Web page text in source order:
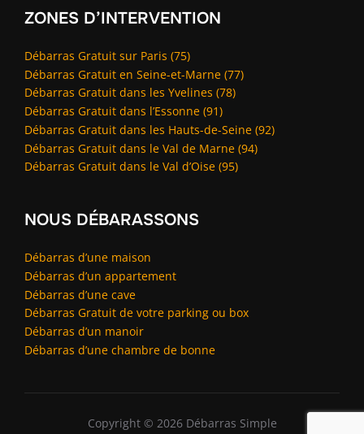
ZONES D’INTERVENTION
Débarras Gratuit sur Paris (75)
Débarras Gratuit en Seine-et-Marne (77)
Débarras Gratuit dans les Yvelines (78)
Débarras Gratuit dans l’Essonne (91)
Débarras Gratuit dans les Hauts-de-Seine (92)
Débarras Gratuit dans le Val de Marne (94)
Débarras Gratuit dans le Val d’Oise (95)
NOUS DÉBARASSONS
Débarras d’une maison
Débarras d’un appartement
Débarras d’une cave
Débarras Gratuit de votre parking ou box
Débarras d’un manoir
Débarras d’une chambre de bonne
Copyright © 2026 Débarras Simple